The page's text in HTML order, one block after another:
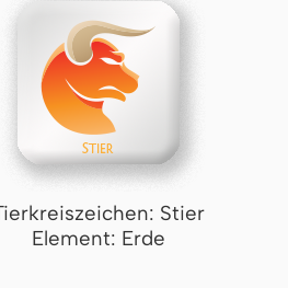
Stier
Element: Erde